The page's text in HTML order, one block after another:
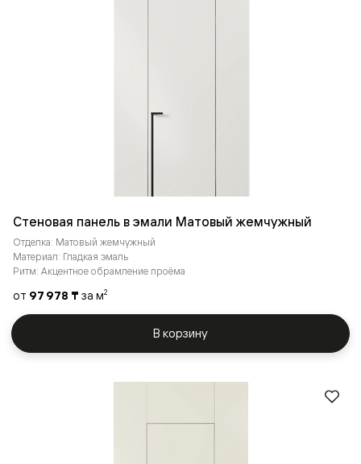
Стеновая панель в эмали Матовый жемчужный
Отделка: Матовый жемчужный
Материал: Гладкая эмаль
Ритм: Акцентное обрамление проёма
от 97 978 ₸ за м2
В корзину